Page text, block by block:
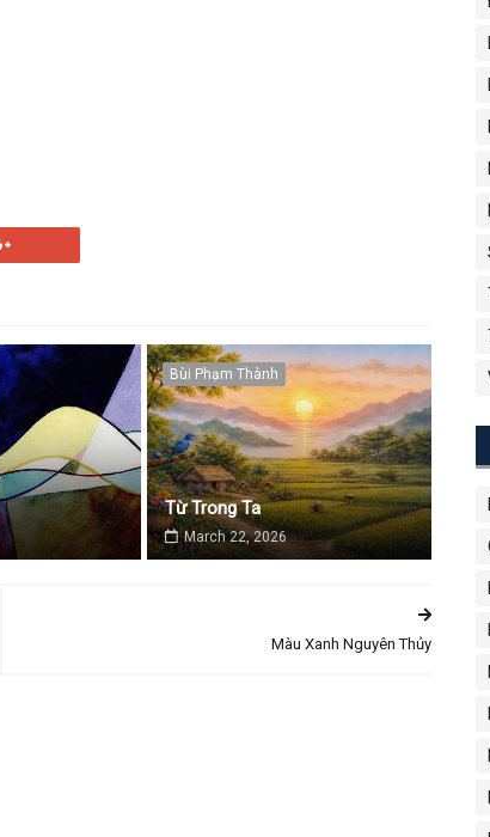
Bùi Phạm Thành
Từ Trong Ta
March 22, 2026
Màu Xanh Nguyên Thủy